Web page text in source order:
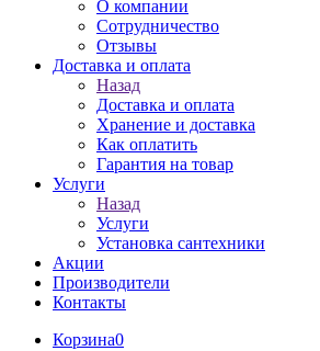
О компании
Сотрудничество
Отзывы
Доставка и оплата
Назад
Доставка и оплата
Хранение и доставка
Как оплатить
Гарантия на товар
Услуги
Назад
Услуги
Установка сантехники
Акции
Производители
Контакты
Корзина0